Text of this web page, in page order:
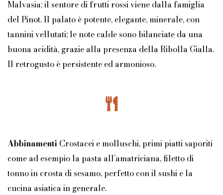
Malvasia; il sentore di frutti rossi viene dalla famiglia
del Pinot. Il palato è potente, elegante, minerale, con
tannini vellutati; le note calde sono bilanciate da una
buona acidità, grazie alla presenza della Ribolla Gialla.
Il retrogusto è persistente ed armonioso.
Abbinamenti Crostacei e molluschi, primi piatti saporiti
come ad esempio la pasta all’amatriciana, filetto di
tonno in crosta di sesamo, perfetto con il sushi e la
cucina asiatica in generale.